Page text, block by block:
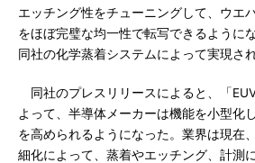
エッチング性をチューニングして、ウエ
をほぼ完璧な均一性で転写できるように
同社の化学蒸着システムによって実現さ
同社のプレスリリースによると、「
よって、半導体メーカーは機能を小型化
を高められるようになった。業界は現在
細化によって、蒸着やエッチング、計測